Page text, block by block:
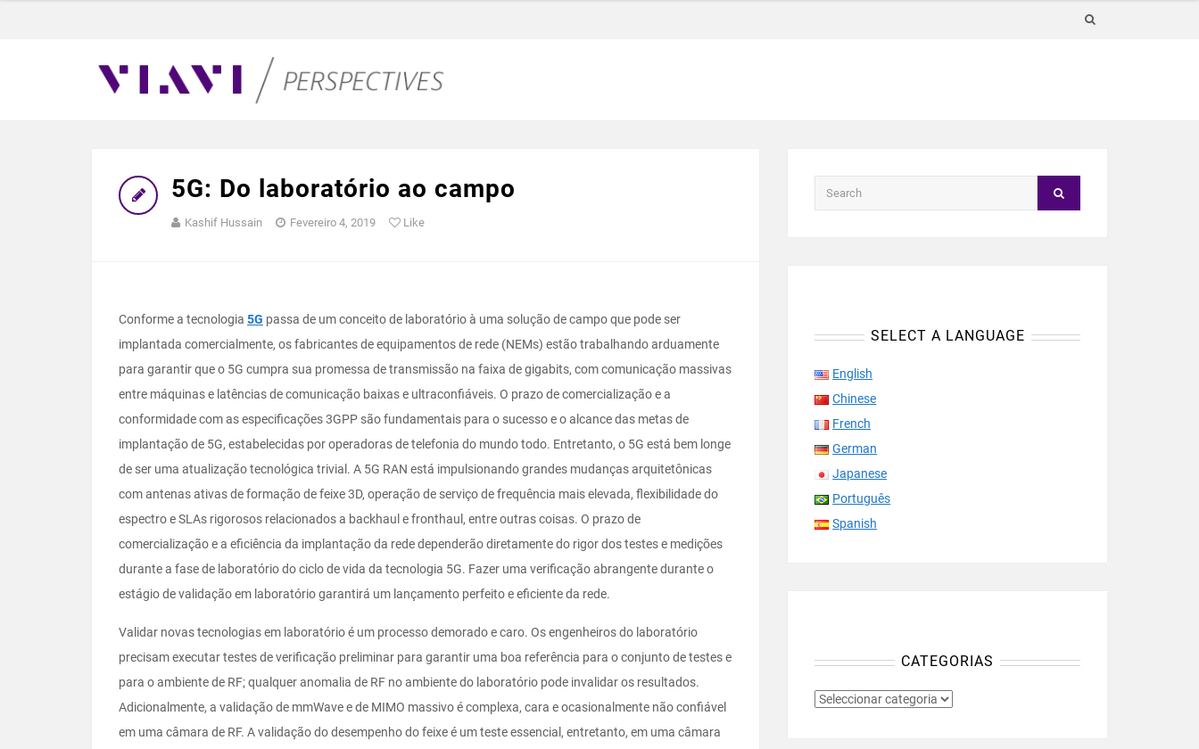
5G: Do laboratório ao campo
Kashif Hussain Fevereiro 4, 2019 Like
Conforme a tecnologia 5G passa de um conceito de laboratório à uma solução de campo que pode ser
implantada comercialmente, os fabricantes de equipamentos de rede (NEMs) estão trabalhando arduamente
para garantir que o 5G cumpra sua promessa de transmissão na faixa de gigabits, com comunicação massivas
entre máquinas e latências de comunicação baixas e ultraconfiáveis. O prazo de comercialização e a
conformidade com as especificações 3GPP são fundamentais para o sucesso e o alcance das metas de
implantação de 5G, estabelecidas por operadoras de telefonia do mundo todo. Entretanto, o 5G está bem longe
de ser uma atualização tecnológica trivial. A 5G RAN está impulsionando grandes mudanças arquitetônicas
com antenas ativas de formação de feixe 3D, operação de serviço de frequência mais elevada, flexibilidade do
espectro e SLAs rigorosos relacionados a backhaul e fronthaul, entre outras coisas. O prazo de
comercialização e a eficiência da implantação da rede dependerão diretamente do rigor dos testes e medições
durante a fase de laboratório do ciclo de vida da tecnologia 5G. Fazer uma verificação abrangente durante o
estágio de validação em laboratório garantirá um lançamento perfeito e eficiente da rede.
Validar novas tecnologias em laboratório é um processo demorado e caro. Os engenheiros do laboratório
precisam executar testes de verificação preliminar para garantir uma boa referência para o conjunto de testes e
para o ambiente de RF; qualquer anomalia de RF no ambiente do laboratório pode invalidar os resultados.
Adicionalmente, a validação de mmWave e de MIMO massivo é complexa, cara e ocasionalmente não confiável
em uma câmara de RF. A validação do desempenho do feixe é um teste essencial, entretanto, em uma câmara
SELECT A LANGUAGE
English
Chinese
French
German
Japanese
Português
Spanish
CATEGORIAS
CATEGORIAS